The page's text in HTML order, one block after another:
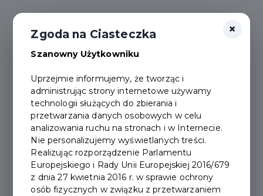
×
Zgoda na Ciasteczka
Szanowny Użytkowniku
Uprzejmie informujemy, że tworząc i
administrując strony internetowe używamy
technologii służących do zbierania i
przetwarzania danych osobowych w celu
analizowania ruchu na stronach i w Internecie.
Nie personalizujemy wyświetlanych treści.
Realizując rozporządzenie Parlamentu
Europejskiego i Rady Unii Europejskiej 2016/679
z dnia 27 kwietnia 2016 r. w sprawie ochrony
osób fizycznych w związku z przetwarzaniem